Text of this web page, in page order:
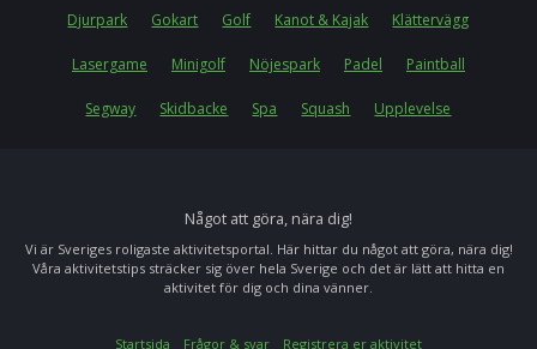
Djurpark Gokart Golf Kanot & Kajak Klättervägg
Lasergame Minigolf Nöjespark Padel Paintball
Segway Skidbacke Spa Squash Upplevelse
Något att göra, nära dig!
Vi är Sveriges roligaste aktivitetsportal. Här hittar du något att göra, nära dig!
Våra aktivitetstips sträcker sig över hela Sverige och det är lätt att hitta en
aktivitet för dig och dina vänner.
Startsida Frågor & svar Registrera er aktivitet